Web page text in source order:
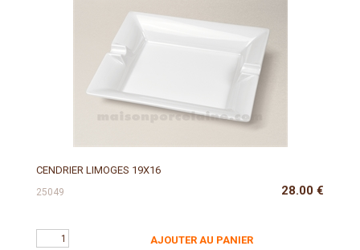
CENDRIER LIMOGES 19X16
25049 28.00 €
AJOUTER AU PANIER